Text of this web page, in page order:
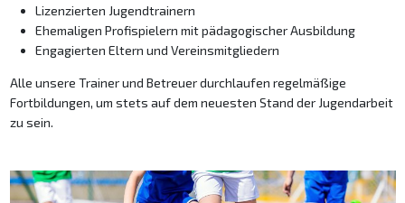
Lizenzierten Jugendtrainern
Ehemaligen Profispielern mit pädagogischer Ausbildung
Engagierten Eltern und Vereinsmitgliedern
Alle unsere Trainer und Betreuer durchlaufen regelmäßige
Fortbildungen, um stets auf dem neuesten Stand der Jugendarbeit
zu sein.